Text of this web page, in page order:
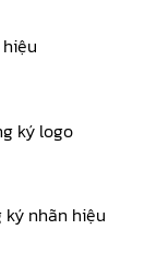
ký logo
ký nhãn hiệu